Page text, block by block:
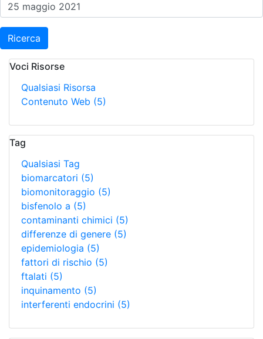
Ricerca
Voci Risorse
Qualsiasi Risorsa
Contenuto Web (5)
Tag
Qualsiasi Tag
biomarcatori (5)
biomonitoraggio (5)
bisfenolo a (5)
contaminanti chimici (5)
differenze di genere (5)
epidemiologia (5)
fattori di rischio (5)
ftalati (5)
inquinamento (5)
interferenti endocrini (5)